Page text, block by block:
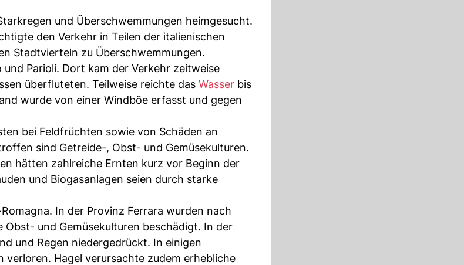
und Überschwemmungen heimgesucht.
den Verkehr in Teilen der italienischen
Stadtvierteln zu Überschwemmungen.
Parioli. Dort kam der Verkehr zeitweise
überfluteten. Teilweise reichte das Wasser bis
wurde von einer Windböe erfasst und gegen
bei Feldfrüchten sowie von Schäden an
sind Getreide-, Obst- und Gemüsekulturen.
hätten zahlreiche Ernten kurz vor Beginn der
und Biogasanlagen seien durch starke
In der Provinz Ferrara wurden nach
Obst- und Gemüsekulturen beschädigt. In der
und Regen niedergedrückt. In einigen
Hagel verursachte zudem erhebliche